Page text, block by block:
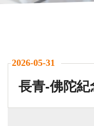
2026-05-31
長青-佛陀紀